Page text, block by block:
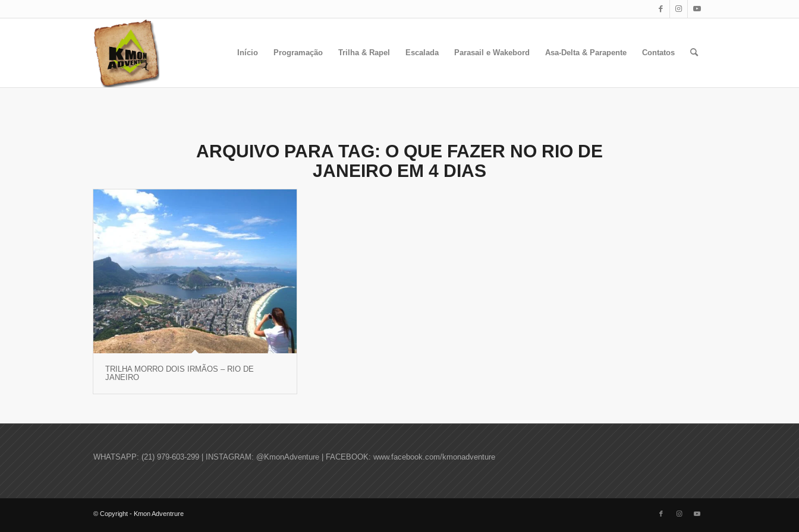
Início Programação Trilha & Rapel Escalada Parasail e Wakebord Asa-Delta & Parapente Contatos
ARQUIVO PARA TAG: O QUE FAZER NO RIO DE
JANEIRO EM 4 DIAS
TRILHA MORRO DOIS IRMÃOS – RIO DE
JANEIRO
WHATSAPP: (21) 979-603-299 | INSTAGRAM: @KmonAdventure | FACEBOOK: www.facebook.com/kmonadventure
© Copyright - Kmon Adventrure